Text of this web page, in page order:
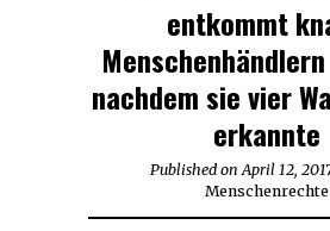
entkommt
Menschenhändlern
nachdem sie vier
erkannte
Published on April 12,
Menschenrechte